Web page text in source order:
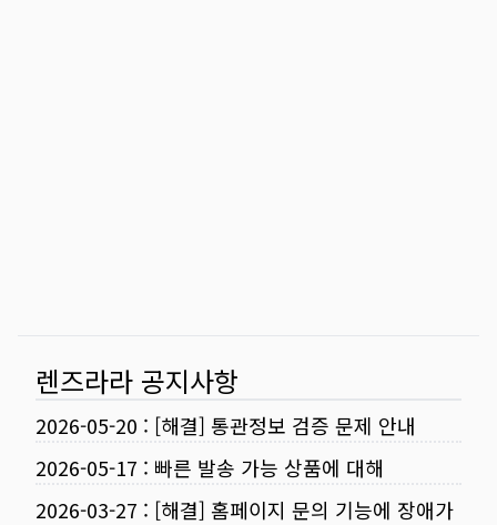
렌즈라라 공지사항
2026-05-20 : [해결] 통관정보 검증 문제 안내
2026-05-17 : 빠른 발송 가능 상품에 대해
2026-03-27 : [해결] 홈페이지 문의 기능에 장애가